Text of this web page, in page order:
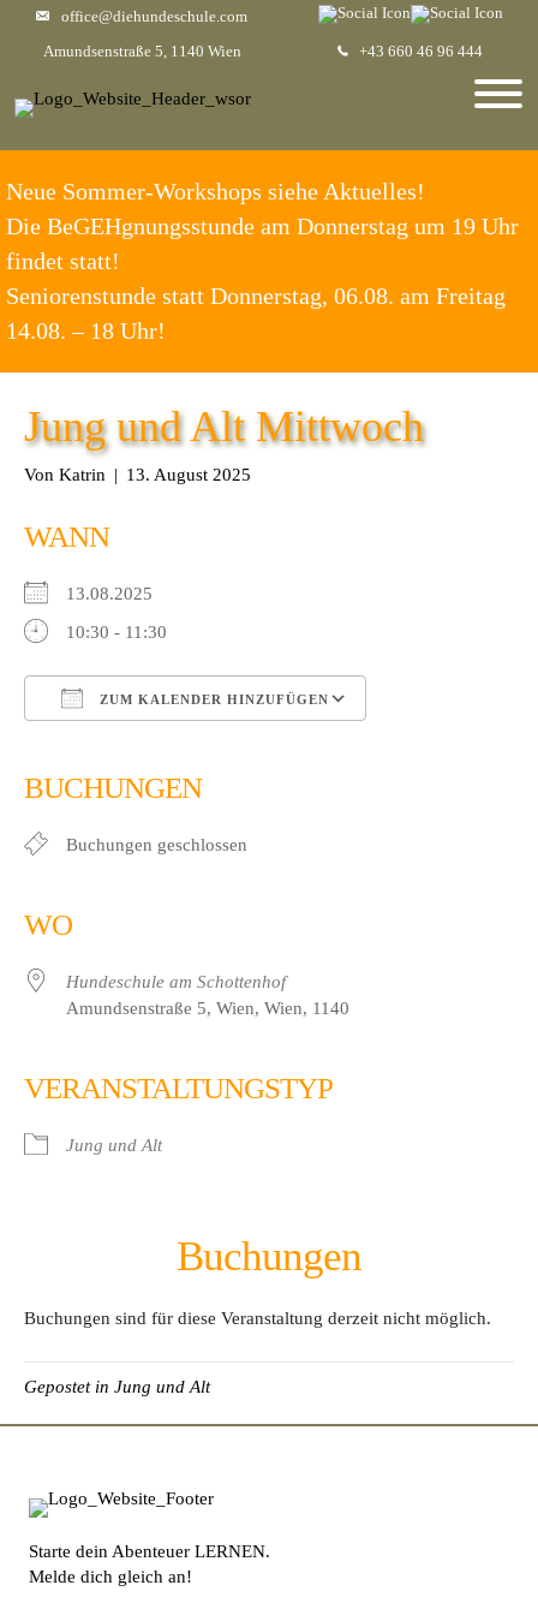
office@diehundeschule.com
+43 660 46 96 444
Amundsenstraße 5, 1140 Wien
Neue Sommer-Workshops siehe Aktuelles!
Die BeGEHgnungsstunde am Donnerstag um 19 Uhr
findet statt!
Seniorenstunde statt Donnerstag, 06.08. am Freitag
14.08. – 18 Uhr!
Jung und Alt Mittwoch
Von Katrin | 13. August 2025
WANN
13.08.2025
10:30 - 11:30
ZUM KALENDER HINZUFÜGEN
BUCHUNGEN
Buchungen geschlossen
WO
Hundeschule am Schottenhof
Amundsenstraße 5, Wien, Wien, 1140
VERANSTALTUNGSTYP
Jung und Alt
Buchungen
Buchungen sind für diese Veranstaltung derzeit nicht möglich.
Gepostet in Jung und Alt
Starte dein Abenteuer LERNEN.
Melde dich gleich an!